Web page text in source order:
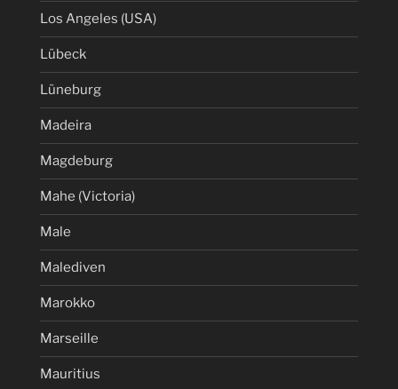
Los Angeles (USA)
Lübeck
Lüneburg
Madeira
Magdeburg
Mahe (Victoria)
Male
Malediven
Marokko
Marseille
Mauritius